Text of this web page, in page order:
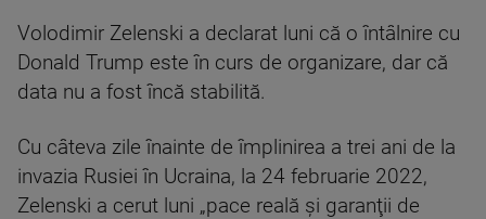
Volodimir Zelenski a declarat luni că o întâlnire cu
Donald Trump este în curs de organizare, dar că
data nu a fost încă stabilită.
Cu câteva zile înainte de împlinirea a trei ani de la
invazia Rusiei în Ucraina, la 24 februarie 2022,
Zelenski a cerut luni „pace reală şi garanţii de